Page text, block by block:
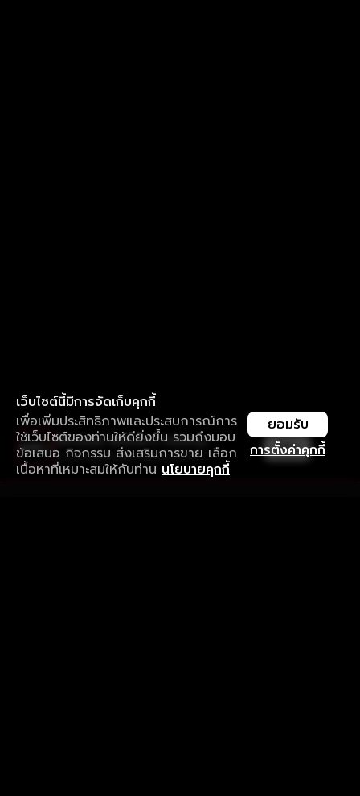
เว็บไซต์นี้มีการจัดเก็บคุกกี้
เพื่อเพิ่มประสิทธิภาพและประสบการณ์การ
ใช้เว็บไซต์ของท่านให้ดียิ่งขึ้น รวมถึงมอบ
ข้อเสนอ กิจกรรม ส่งเสริมการขาย เลือก
เนื้อหาที่เหมาะสมให้กับท่าน นโยบายคุกกี้
การตั้งค่าคุกกี้
ยอมรับ
ใช้งานแอป ลื่นไหลกว่า ไม่มีสะดุด
ดาวน์โหลดแอปเพื่อการรับชมที่ดีกว่า เปิด